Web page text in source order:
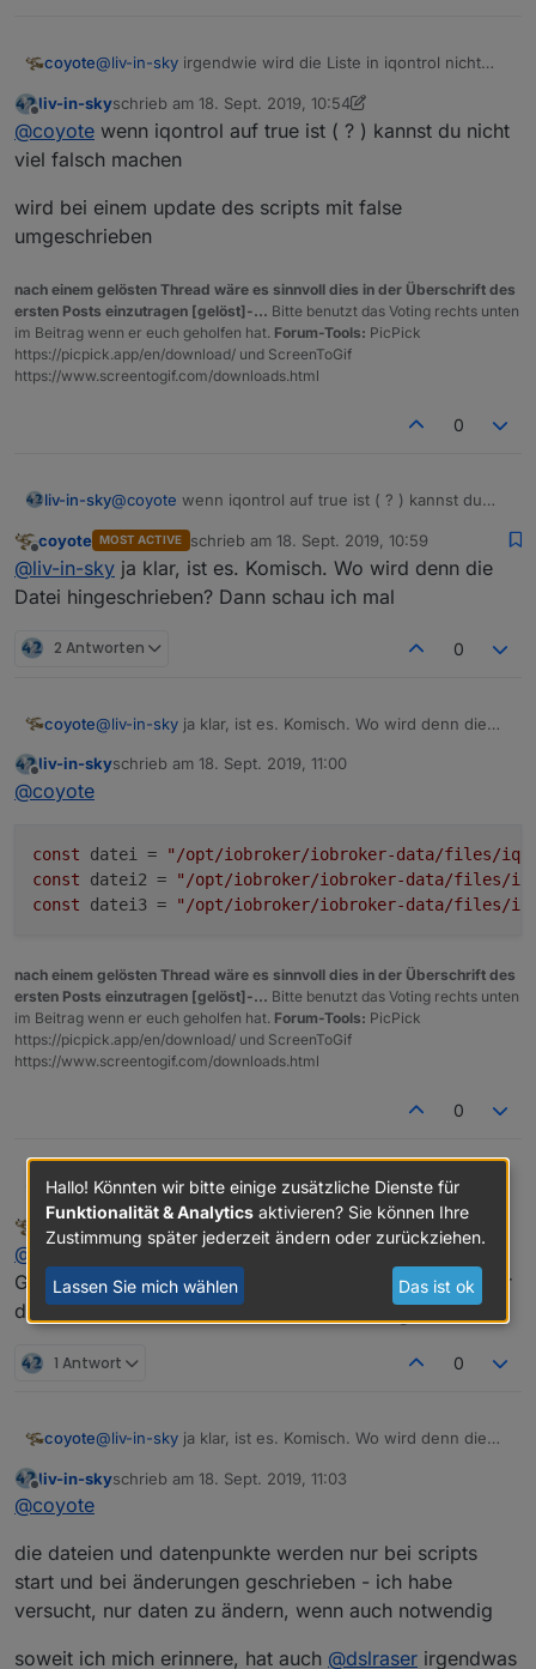
coyote@liv-in-sky irgendwie wird die Liste in iqontrol nicht
Was mache ich denn falsch?
Offline
liv-in-skyschrieb am 18. Sept. 2019, 10:54
zuletzt editiert von liv-in-sky
@coyote wenn iqontrol auf true ist ( ? ) kannst du nicht
viel falsch machen
wird bei einem update des scripts mit false
umgeschrieben
nach einem gelösten Thread wäre es sinnvoll dies in der Überschrift des
ersten Posts einzutragen [gelöst]-... Bitte benutzt das Voting rechts unten
im Beitrag wenn er euch geholfen hat. Forum-Tools: PicPick
https://picpick.app/en/download/ und ScreenToGif
https://www.screentogif.com/downloads.html
0
liv-in-sky@coyote wenn iqontrol auf true ist ( ? ) kannst du
wird bei einem update des scripts mit false
umgeschrieben
Offline
coyote MOST ACTIVE schrieb am 18. Sept. 2019, 10:59
zuletzt editiert von
@liv-in-sky ja klar, ist es. Komisch. Wo wird denn die
Datei hingeschrieben? Dann schau ich mal
2 Antworten 0
coyote@liv-in-sky ja klar, ist es. Komisch. Wo wird denn die
Offline
liv-in-skyschrieb am 18. Sept. 2019, 11:00
zuletzt editiert von
@coyote
const datei =
"/opt/iobroker/iobroker-data/files/
const datei2 =
"/opt/iobroker/iobroker-data/files/
const datei3 = "/opt/iobroker/iobroker-data/files/
nach einem gelösten Thread wäre es sinnvoll dies in der Überschrift des
ersten Posts einzutragen [gelöst]-... Bitte benutzt das Voting rechts unten
im Beitrag wenn er euch geholfen hat. Forum-Tools: PicPick
https://picpick.app/en/download/ und ScreenToGif
https://www.screentogif.com/downloads.html
0
liv-in-sky@coyote
const datei = "/opt/iobroker/iobroker-
Offline
schrieb am 18. Sept. 2019, 11:02
zuletzt editiert von
@ liv-in-sky
ja, hatte sie gerade schon gefunden.
Geändert wird sie wohl laut Zeitstempel der Datei, aber
der Zugriff von iqontrol erfolgt wohl nicht
1 Antwort 0
coyote@liv-in-sky ja klar, ist es. Komisch. Wo wird denn die
Offline
liv-in-skyschrieb am 18. Sept. 2019, 11:03
zuletzt editiert von
@coyote
die dateien und datenpunkte werden nur bei scripts
start und bei änderungen geschrieben - ich habe
versucht, nur daten zu ändern, wenn auch notwendig
soweit ich mich erinnere, hat auch @dslraser irgendwas
Hallo! Könnten wir bitte einige zusätzliche Dienste für
Funktionalität & Analytics aktivieren? Sie können Ihre
Zustimmung später jederzeit ändern oder zurückziehen.
Lassen Sie mich wählen Das ist ok